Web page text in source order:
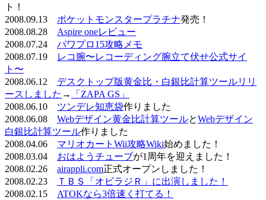
ト！
2008.09.13 ポケットモンスタープラチナ発売！
2008.08.28 Aspire oneレビュー
2008.07.24 パワプロ15攻略メモ
2008.07.19
レコ腕〜レコーディング腕立て伏せ公式サイ
ト〜
2008.06.12 デスクトップ版黄金比・白銀比計算ツールリリ
ースしました →
「ZAPA GS」
2008.06.10 ツンデレ知恵袋作りました
2008.06.08 Webデザイン黄金比計算ツールとWebデザイン
白銀比計算ツール作りました
2008.04.06 マリオカートWii攻略Wiki始めました！
2008.03.04 おはようチューブが1周年を迎えました！
2008.02.26 airappli.com正式オープンしました！
2008.02.23
ＴＢＳ「オビラジＲ」に出演しました！
2008.02.15 ATOKなら3倍速く打てる！